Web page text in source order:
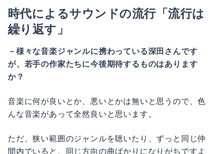
時代によるサウンドの流行「流行は
繰り返す」
－様々な音楽ジャンルに携わっている深田さんです
が、若手の作家たちに今後期待するものはあります
か？
音楽に何が良いとか、悪いとかは無いと思うので、色
んな音楽があって全然良いと思います。
ただ、狭い範囲のジャンルを聴いたり、ずっと同じ仲
間内でいると、同じ方向の曲ばかりになりがちですよ